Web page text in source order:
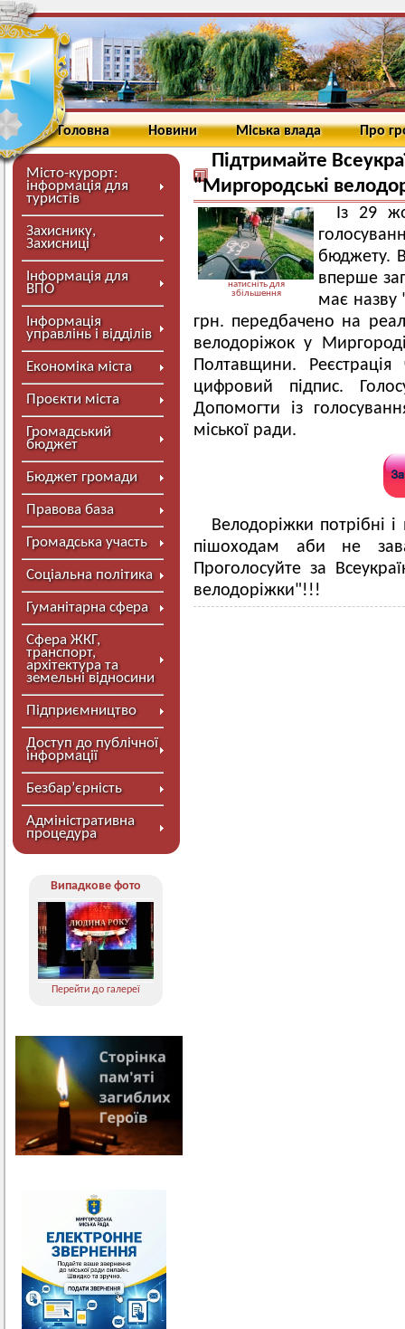
Головна Новини Міська влада Про
Місто-курорт:
інформація для
туристів
Захиснику,
Захисниці
Інформація для
ВПО
Інформація
управлінь і відділів
Економіка міста
Проєкти міста
Громадський
бюджет
Бюджет громади
Правова база
Громадська участь
Соціальна політика
Гуманітарна сфера
Сфера ЖКГ,
транспорт,
архітектура та
земельні відносини
Підприємництво
Доступ до публічної
інформації
Безбар’єрність
Адміністративна
процедура
Випадкове фото
Перейти до галереї
Підтримайте
"Миргородські
натисніть для
збільшення
Із 29
бюджету.
вперше
має назву
грн. передбачено на
велодоріжок у
Полтавщини.
цифровий підпис.
Допомогти із
міської ради.
Велодоріжки потрібні
пішоходам аби не
Проголосуйте за
велодоріжки"!!!